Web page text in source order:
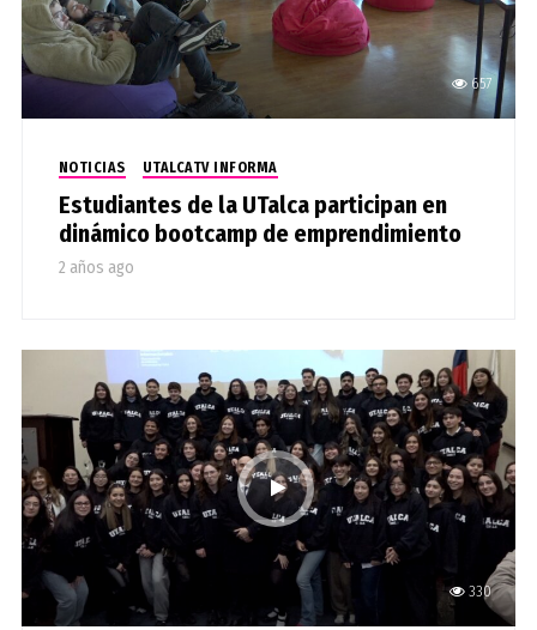
657
NOTICIAS UTALCATV INFORMA
Estudiantes de la UTalca participan en
dinámico bootcamp de emprendimiento
2 años ago
330